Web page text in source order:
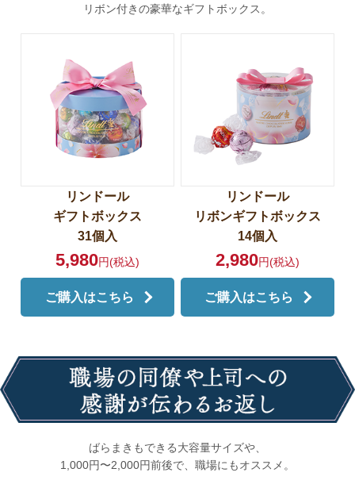
リボン付きの豪華なギフトボックス。
リンドール
ギフトボックス
31個入
5,980円(税込)
ご購入はこちら
リンドール
リボンギフトボックス
14個入
2,980円(税込)
ご購入はこちら
ばらまきもできる大容量サイズや、
1,000円〜2,000円前後で、職場にもオススメ。